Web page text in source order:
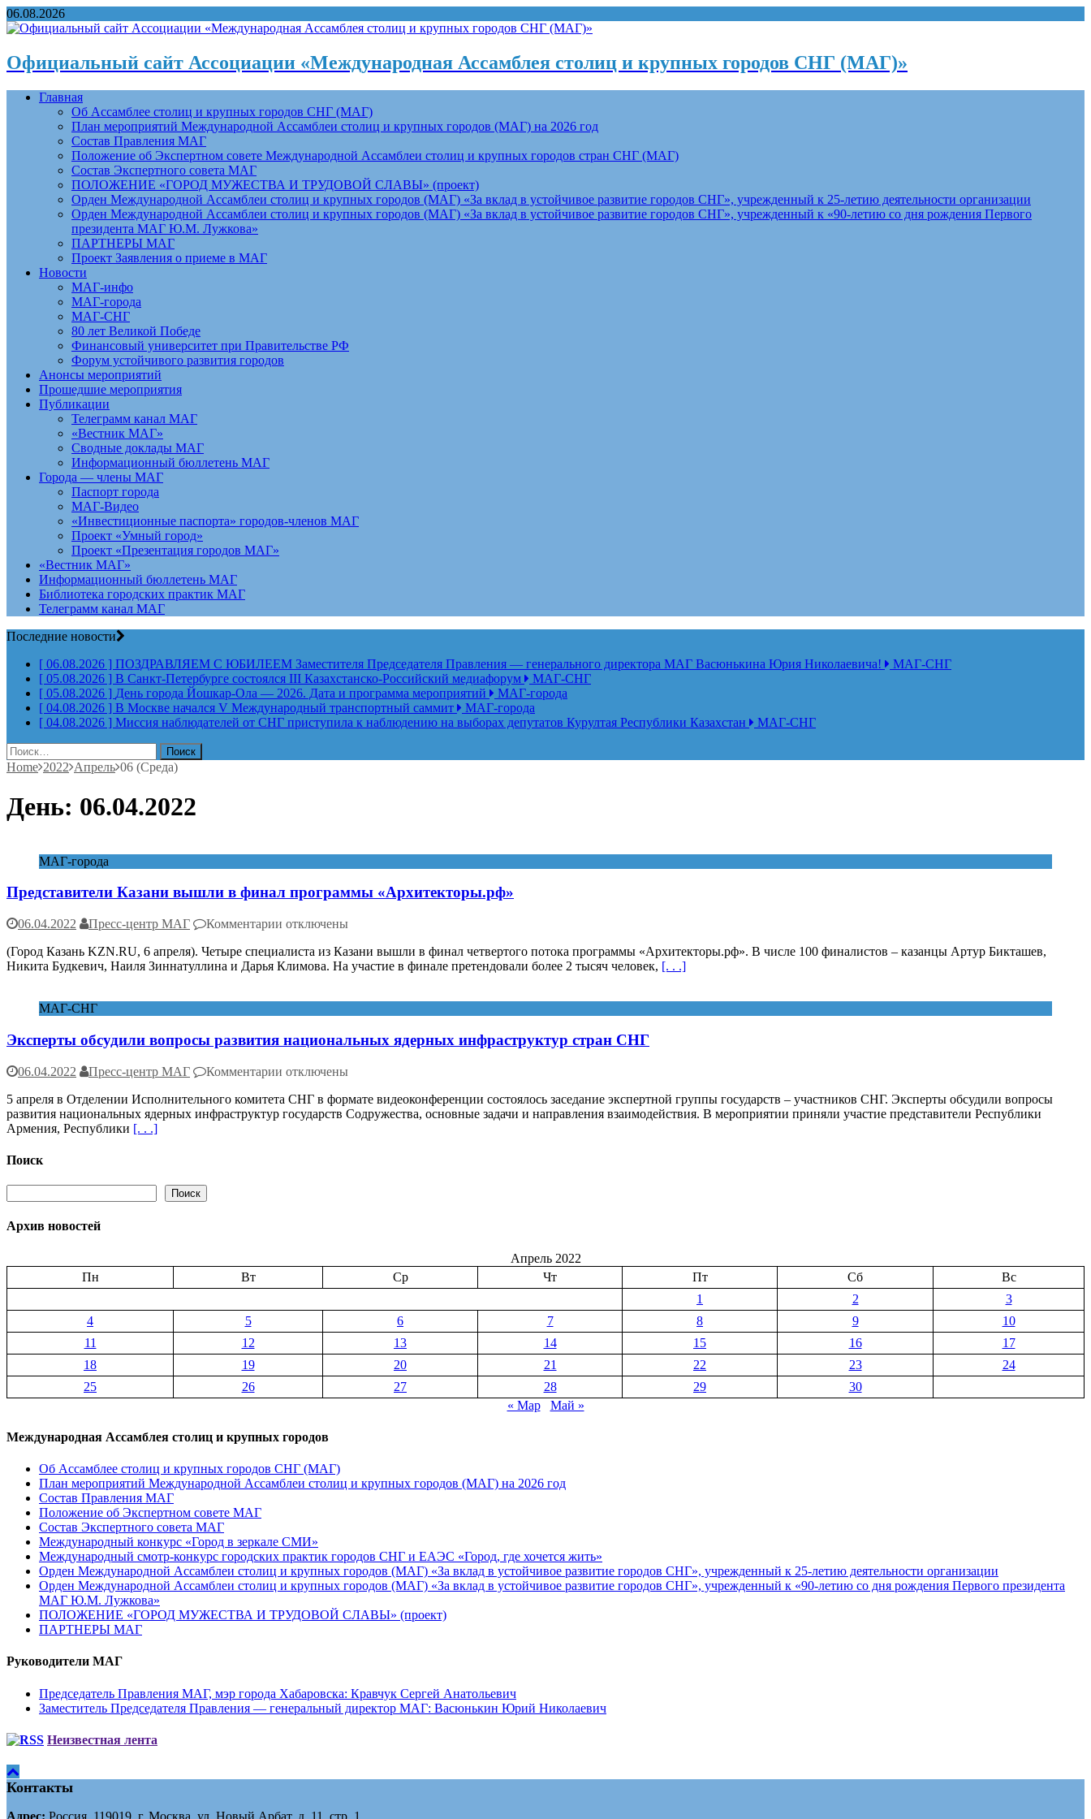
06.08.2026
Официальный сайт Ассоциации «Международная Ассамблея столиц и крупных городов СНГ (МАГ)»
Главная
Об Ассамблее столиц и крупных городов СНГ (МАГ)
План мероприятий Международной Ассамблеи столиц и крупных городов (МАГ) на 2026 год
Состав Правления МАГ
Положение об Экспертном совете Международной Ассамблеи столиц и крупных городов стран СНГ (МАГ)
Состав Экспертного совета МАГ
ПОЛОЖЕНИЕ «ГОРОД МУЖЕСТВА И ТРУДОВОЙ СЛАВЫ» (проект)
Орден Международной Ассамблеи столиц и крупных городов (МАГ) «За вклад в устойчивое развитие городов СНГ», учрежденный к 25-летию деятельности организации
Орден Международной Ассамблеи столиц и крупных городов (МАГ) «За вклад в устойчивое развитие городов СНГ», учрежденный к «90-летию со дня рождения Первого
президента МАГ Ю.М. Лужкова»
ПАРТНЕРЫ МАГ
Проект Заявления о приеме в МАГ
Новости
МАГ-инфо
МАГ-города
МАГ-СНГ
80 лет Великой Победе
Финансовый университет при Правительстве РФ
Форум устойчивого развития городов
Анонсы мероприятий
Прошедшие мероприятия
Публикации
Телеграмм канал МАГ
«Вестник МАГ»
Сводные доклады МАГ
Информационный бюллетень МАГ
Города — члены МАГ
Паспорт города
МАГ-Видео
«Инвестиционные паспорта» городов-членов МАГ
Проект «Умный город»
Проект «Презентация городов МАГ»
«Вестник МАГ»
Информационный бюллетень МАГ
Библиотека городских практик МАГ
Телеграмм канал МАГ
Последние новости
[ 06.08.2026 ] ПОЗДРАВЛЯЕМ С ЮБИЛЕЕМ Заместителя Председателя Правления — генерального директора МАГ Васюнькина Юрия Николаевича!
МАГ-СНГ
[ 05.08.2026 ] В Санкт-Петербурге состоялся III Казахстанско-Российский медиафорум
МАГ-СНГ
[ 05.08.2026 ] День города Йошкар-Ола — 2026. Дата и программа мероприятий
МАГ-города
[ 04.08.2026 ] В Москве начался V Международный транспортный саммит
МАГ-города
[ 04.08.2026 ] Миссия наблюдателей от СНГ приступила к наблюдению на выборах депутатов Курултая Республики Казахстан
МАГ-СНГ
Найти:
Home 2022 Апрель 06 (Среда)
День: 06.04.2022
МАГ-города
Представители Казани вышли в финал программы «Архитекторы.рф»
06.04.2022 Пресс-центр МАГ Комментарии к
Представители
Казани
«Архитекторы.рф»
отключены
(Город Казань KZN.RU, 6 апреля). Четыре специалиста из Казани вышли в финал четвертого потока программы «Архитекторы.рф». В числе 100 финалистов – казанцы Артур Бикташев,
Никита Будкевич, Наиля Зиннатуллина и Дарья Климова. На участие в финале претендовали более 2 тысяч человек, [. . .]
МАГ-СНГ
Эксперты обсудили вопросы развития национальных ядерных инфраструктур стран СНГ
06.04.2022 Пресс-центр МАГ Комментарии к
Эксперты
обсудили
отключены
5 апреля в Отделении Исполнительного комитета СНГ в формате видеоконференции состоялось заседание экспертной группы государств – участников СНГ. Эксперты обсудили вопросы
развития национальных ядерных инфраструктур государств Содружества, основные задачи и направления взаимодействия. В мероприятии приняли участие представители Республики
Армения, Республики [. . .]
Поиск
Поиск
Архив новостей
Апрель 2022
Пн
Вт Ср Чт Пт Сб
Вс
1
2
3
4
5 6 7 8 9
10
11
12 13 14 15 16
17
18
19 20 21 22 23
24
25
26 27 28 29
30
« Мар
Май »
Международная Ассамблея столиц и крупных городов
Об Ассамблее столиц и крупных городов СНГ (МАГ)
План мероприятий Международной Ассамблеи столиц и крупных городов (МАГ) на 2026 год
Состав Правления МАГ
Положение об Экспертном совете МАГ
Состав Экспертного совета МАГ
Международный конкурс «Город в зеркале СМИ»
Международный смотр-конкурс городских практик городов СНГ и ЕАЭС «Город, где хочется жить»
Орден Международной Ассамблеи столиц и крупных городов (МАГ) «За вклад в устойчивое развитие городов СНГ», учрежденный к 25-летию деятельности организации
Орден Международной Ассамблеи столиц и крупных городов (МАГ) «За вклад в устойчивое развитие городов СНГ», учрежденный к «90-летию со дня рождения Первого президента
МАГ Ю.М. Лужкова»
ПОЛОЖЕНИЕ «ГОРОД МУЖЕСТВА И ТРУДОВОЙ СЛАВЫ» (проект)
ПАРТНЕРЫ МАГ
Руководители МАГ
Председатель Правления МАГ, мэр города Хабаровска: Кравчук Сергей Анатольевич
Заместитель Председателя Правления — генеральный директор МАГ: Васюнькин Юрий Николаевич
Неизвестная лента
Контакты